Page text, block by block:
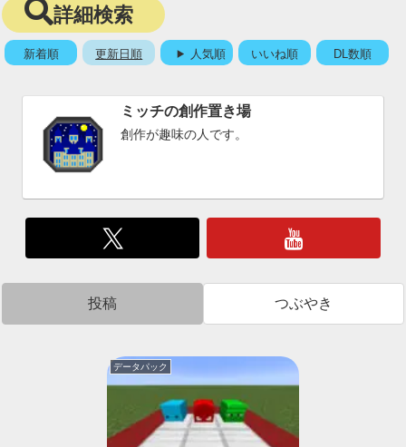
詳細検索
新着順 更新日順 人気順 いいね順 DL数順
ミッチの創作置き場
創作が趣味の人です。
投稿 つぶやき
データパック